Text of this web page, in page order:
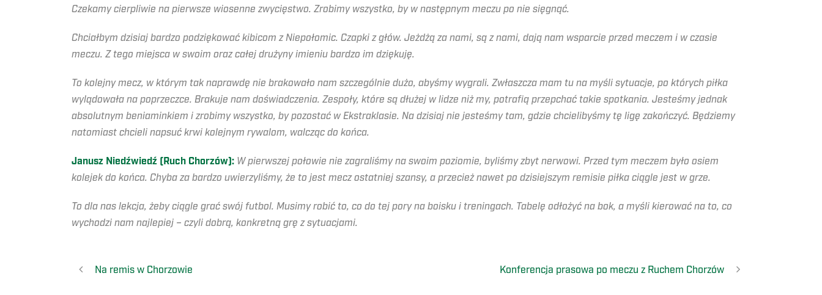
Czekamy cierpliwie na pierwsze wiosenne zwycięstwo. Zrobimy wszystko, by w następnym meczu po nie sięgnąć.
Chciałbym dzisiaj bardzo podziękować kibicom z Niepołomic. Czapki z głów. Jeżdżą za nami, są z nami, dają nam wsparcie przed meczem i w czasie
meczu. Z tego miejsca w swoim oraz całej drużyny imieniu bardzo im dziękuję.
To kolejny mecz, w którym tak naprawdę nie brakowało nam szczególnie dużo, abyśmy wygrali. Zwłaszcza mam tu na myśli sytuacje, po których piłka
wylądowała na poprzeczce. Brakuje nam doświadczenia. Zespoły, które są dłużej w lidze niż my, potrafią przepchać takie spotkania. Jesteśmy jednak
absolutnym beniaminkiem i zrobimy wszystko, by pozostać w Ekstraklasie. Na dzisiaj nie jesteśmy tam, gdzie chcielibyśmy tę ligę zakończyć. Będziemy
natomiast chcieli napsuć krwi kolejnym rywalom, walcząc do końca.
Janusz Niedźwiedź (Ruch Chorzów): W pierwszej połowie nie zagraliśmy na swoim poziomie, byliśmy zbyt nerwowi. Przed tym meczem było osiem
kolejek do końca. Chyba za bardzo uwierzyliśmy, że to jest mecz ostatniej szansy, a przecież nawet po dzisiejszym remisie piłka ciągle jest w grze.
To dla nas lekcja, żeby ciągle grać swój futbol. Musimy robić to, co do tej pory na boisku i treningach. Tabelę odłożyć na bok, a myśli kierować na to, co
wychodzi nam najlepiej – czyli dobrą, konkretną grę z sytuacjami.
Na remis w Chorzowie Konferencja prasowa po meczu z Ruchem Chorzów